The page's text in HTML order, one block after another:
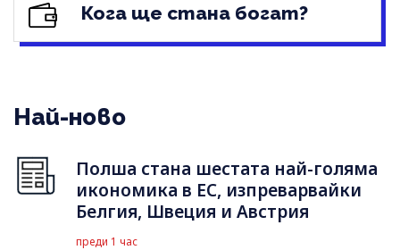
Кога ще стана богат?
Най-ново
Полша стана шестата най-голяма
икономика в ЕС, изпреварвайки
Белгия, Швеция и Австрия
преди 1 час